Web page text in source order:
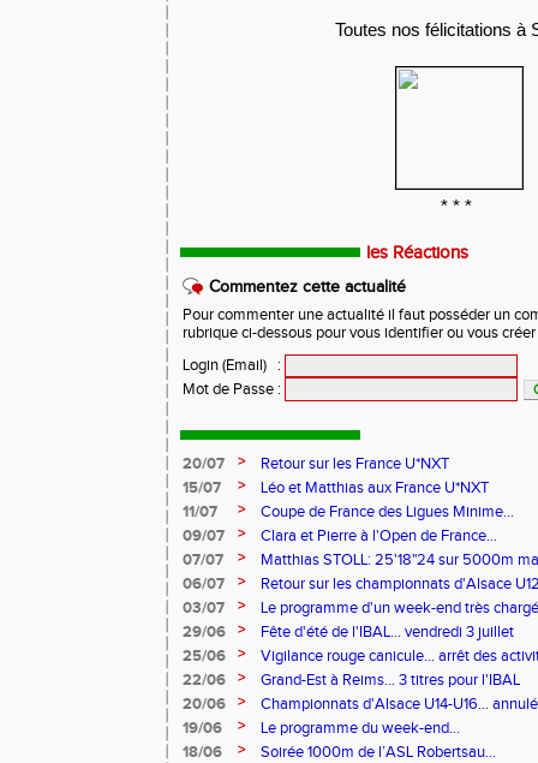
Toutes nos félicitations à
* * *
les Réactions
Commentez cette actualité
Pour commenter une actualité il faut posséder un
rubrique ci-dessous pour vous identifier ou vous
Login (Email)
:
Mot de Passe :
20/07 >
Retour sur les France U*NXT
15/07
>
Léo et Matthias aux France U*NXT
11/07
>
Coupe de France des Ligues Minime...
09/07
>
Clara et Pierre à l'Open de France...
07/07
>
Matthias STOLL: 25'18"24 sur 5000m
06/07
>
Retour sur les championnats d'Alsace
03/07
>
Le programme d'un week-end très
29/06
>
Fête d'été de l'IBAL... vendredi 3 juillet
25/06
>
Vigilance rouge canicule... arrêt des
22/06
>
Grand-Est à Reims... 3 titres pour l'IBAL
20/06
>
Championnats d'Alsace U14-U16...
19/06
>
Le programme du week-end...
18/06
>
Soirée 1000m de l’ASL Robertsau...